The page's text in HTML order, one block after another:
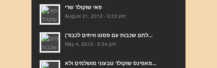
פאי שוקולד שרי
August 21, 2012 - 3:23 pm
(לחם שכבות עם פסטו וזיתים לכבוד...
May 4, 2013 - 6:54 pm
מאפינס שוקולד טבעוני מושלמים ולא...